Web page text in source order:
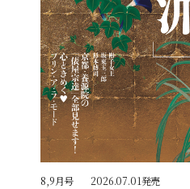
8,9月号 2026.07.01発売